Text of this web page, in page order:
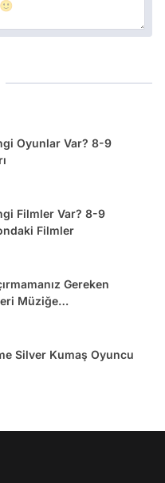
Oyunlar Var? 8-9
Filmler Var? 8-9
Filmler
Gereken
Müziğe
Silver Kumaş Oyuncu